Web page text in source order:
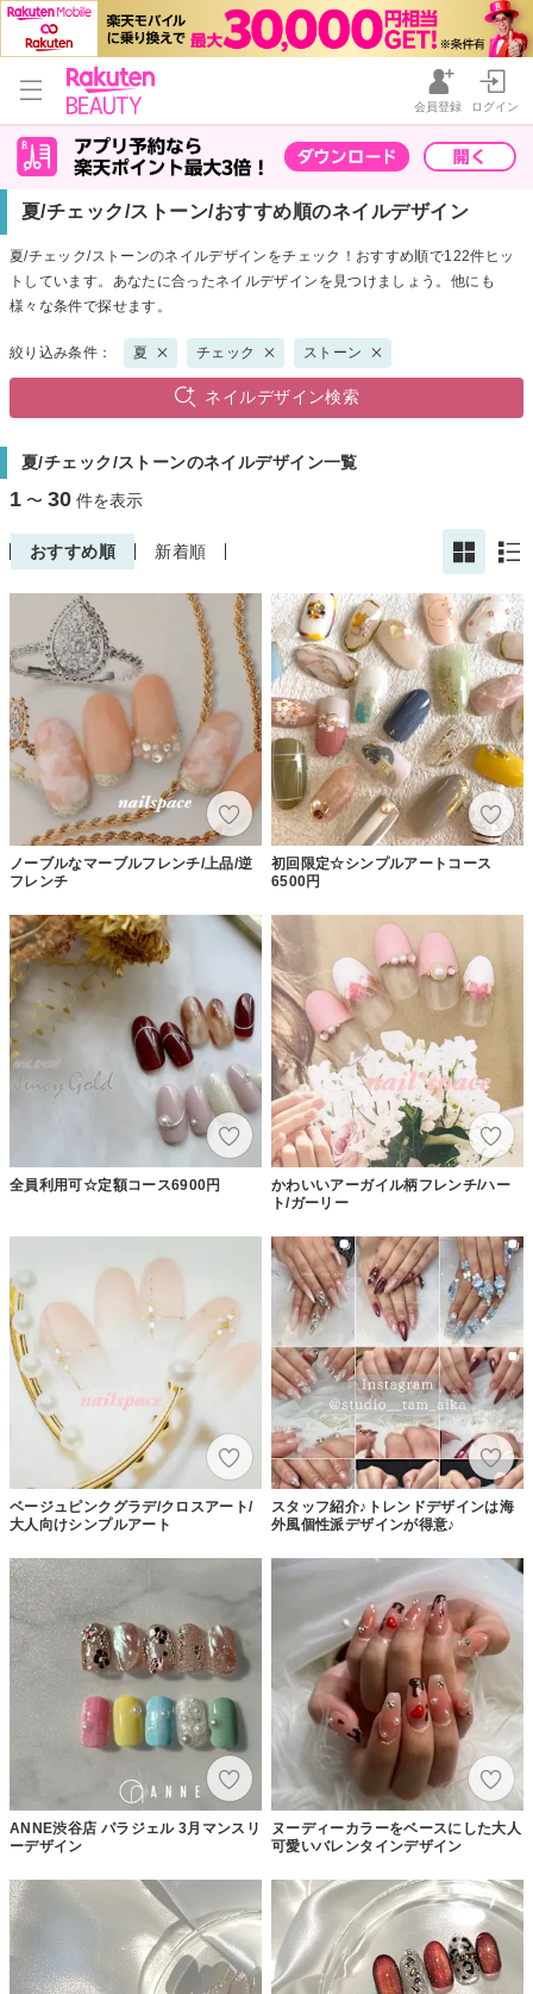
会員登録 ログイン
夏/チェック/ストーン/おすすめ順のネイルデザイン
夏/チェック/ストーンのネイルデザインをチェック！おすすめ順で122件ヒッ
トしています。あなたに合ったネイルデザインを見つけましょう。他にも
様々な条件で探せます。
絞り込み条件： 夏 チェック ストーン
ネイルデザイン検索
夏/チェック/ストーンのネイルデザイン一覧
1 〜 30 件を表示
おすすめ順 新着順
ノーブルなマーブルフレンチ/上品/逆
フレンチ
初回限定☆シンプルアートコース
6500円
全員利用可☆定額コース6900円
かわいいアーガイル柄フレンチ/ハー
ト/ガーリー
ベージュピンクグラデ/クロスアート/
大人向けシンプルアート
スタッフ紹介♪トレンドデザインは海
外風個性派デザインが得意♪
ANNE渋谷店 パラジェル 3月マンスリ
ーデザイン
ヌーディーカラーをベースにした大人
可愛いバレンタインデザイン